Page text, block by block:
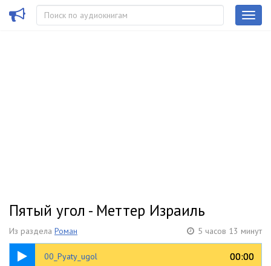
Пятый угол - Меттер Израиль
Из раздела Роман 5 часов 13 минут
00_Pyaty_ugol 00:00
00:00
00:26